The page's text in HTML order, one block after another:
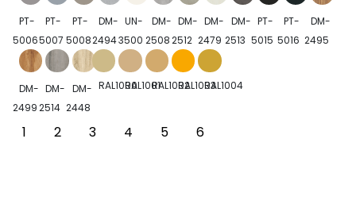
PT-
5006
PT-
5007
PT-
5008
DM-
2494
UN-
3500
DM-
2508
DM-
2512
DM-
2479
DM-
2513
PT-
5015
PT-
5016
DM-
2495
DM-
2499
DM-
2514
DM-
2448
RAL1000RAL1001RAL1002RAL1003RAL1004
1 2 3 4 5 6